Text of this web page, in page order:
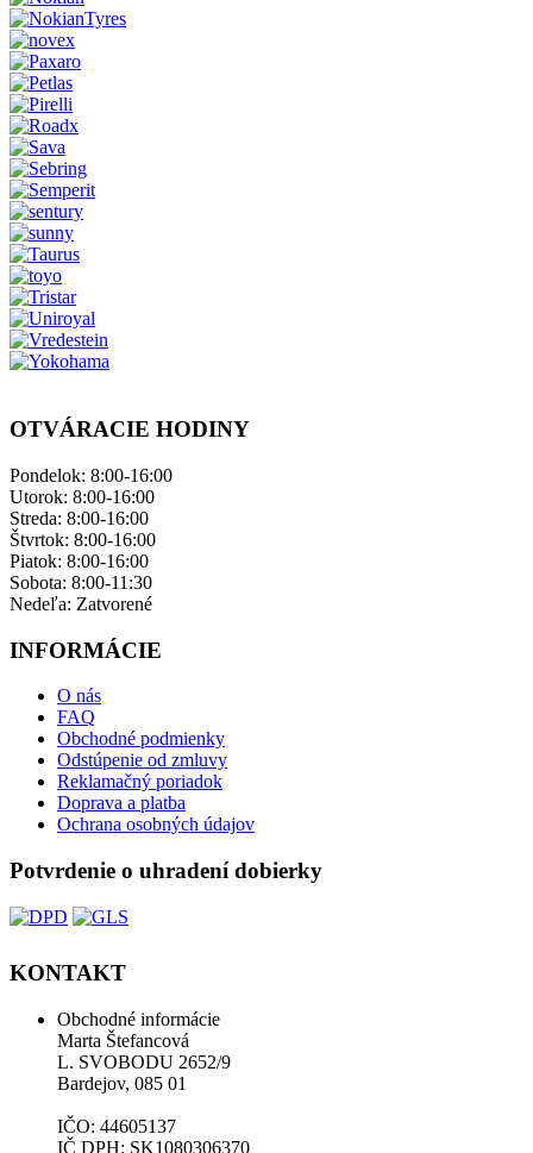
OTVÁRACIE HODINY
Pondelok: ​8:00-16:00
Utorok: 8:00-16:00
Streda: 8:00-16:00
Štvrtok: 8:00-16:00
Piatok: 8:00-16:00
Sobota: 8:00-11:30
Nedeľa: ​Zatvorené
INFORMÁCIE
O nás
FAQ
Obchodné podmienky
Odstúpenie od zmluvy
Reklamačný poriadok
Doprava a platba
Ochrana osobných údajov
Potvrdenie o uhradení dobierky
KONTAKT
Obchodné informácie
Marta Štefancová
L. SVOBODU 2652/9
Bardejov, 085 01
IČO: 44605137
IČ DPH: SK1080306370